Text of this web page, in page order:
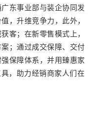
东事业部与装企协同发
，升维竞争力，此外，
客；在新零售模式上，
；通过成交保障、交付
保障体系，并用臻惠家
，助力经销商家人们在